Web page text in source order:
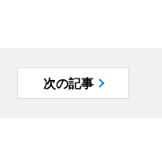
次の記事